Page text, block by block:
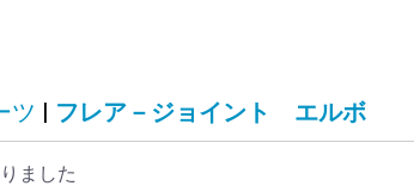
ツ | フレア－ジョイント エルボ
ました